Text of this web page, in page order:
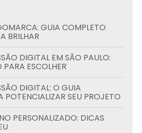
BRILHAR
ESCOLHER
POTENCIALIZAR SEU PROJETO